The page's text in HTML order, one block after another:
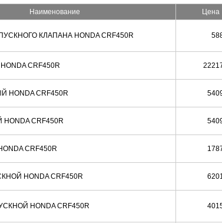
Наименование Цена
КЛАПАНА HONDA CRF450R
CRF450R
CRF450R
CRF450R
CRF450R
HONDA CRF450R
HONDA CRF450R